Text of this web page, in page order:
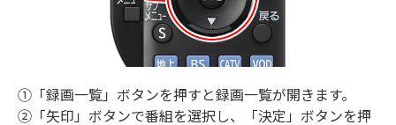
①「録画一覧」ボタンを押すと録画一覧が開きます。
②「矢印」ボタンで番組を選択し、「決定」ボタンを押